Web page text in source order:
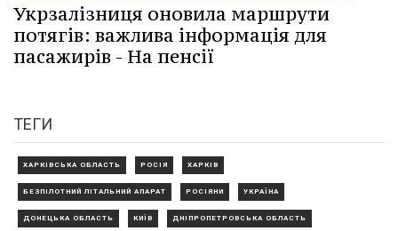
Укрзалізниця оновила маршрути
потягів: важлива інформація для
пасажирів - На пенсії
ТЕГИ
ХАРКІВСЬКА ОБЛАСТЬ РОСІЯ ХАРКІВ
БЕЗПІЛОТНИЙ ЛІТАЛЬНИЙ АПАРАТ РОСІЯНИ УКРАЇНА
ДОНЕЦЬКА ОБЛАСТЬ КИЇВ ДНІПРОПЕТРОВСЬКА ОБЛАСТЬ